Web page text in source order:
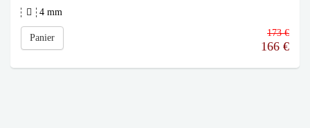
4 mm
Panier 173 €
166 €